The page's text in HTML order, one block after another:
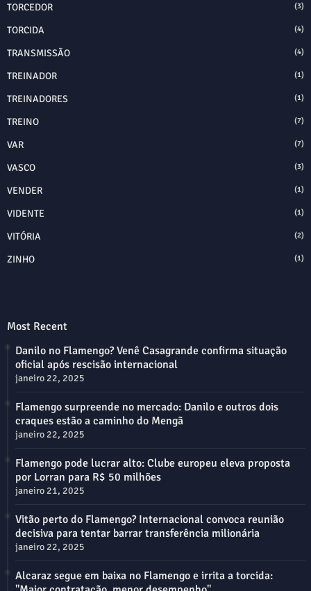
TORCEDOR (3)
TORCIDA (4)
TRANSMISSÃO (4)
TREINADOR (1)
TREINADORES (1)
TREINO (7)
VAR (7)
VASCO (3)
VENDER (1)
VIDENTE (1)
VITÓRIA (2)
ZINHO (1)
Most Recent
Danilo no Flamengo? Venê Casagrande confirma situação
oficial após rescisão internacional
janeiro 22, 2025
Flamengo surpreende no mercado: Danilo e outros dois
craques estão a caminho do Mengã
janeiro 22, 2025
Flamengo pode lucrar alto: Clube europeu eleva proposta
por Lorran para R$ 50 milhões
janeiro 21, 2025
Vitão perto do Flamengo? Internacional convoca reunião
decisiva para tentar barrar transferência milionária
janeiro 22, 2025
Alcaraz segue em baixa no Flamengo e irrita a torcida: